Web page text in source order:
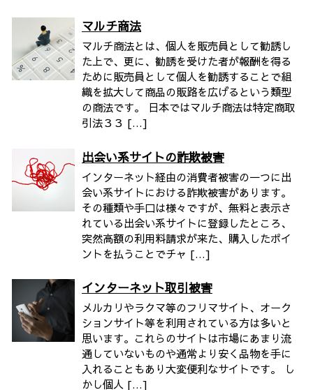
マルチ商法
マルチ商法とは、個人を販売員として勧誘し
た上で、更に、勧誘を受けた者が報酬を得る
ために販売員として個人を勧誘することで組
織を拡大して商品の販路を広げるという類型
の商法です。 日本ではマルチ商法は特定商取
引法３３ […]
出会い系サイトの詐欺被害
インターネット経由の消費者被害の一つに出
会い系サイトにおける詐欺被害があります。
その種類や手口は様々ですが、無料と表示さ
れている出会い系サイトに登録したところ、
突然高額の利用料請求が来た、購入したポイ
ントを払うことでチャ […]
インターネット取引被害
メルカリやラクマ等のフリマサイト、オーク
ションサイト等を利用されている方は多いと
思います。これらのサイトは市場にあまり流
通していないものや通常より安く品物を手に
入れることもあり大変便利なサイトです。 し
かし個人 […]